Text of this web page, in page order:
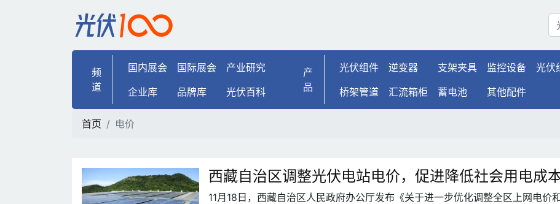
电价 | 光伏100
频
道
国内展会 国际展会
产业研究
企业库
品牌库 光伏百科
产
品
光伏组件 逆变器 支架夹具 监控设备
光伏
桥架管道
汇流箱柜 蓄电池 其他配件
首页 电价
西藏自治区调整光伏电站电价，促进降低社会用电成
11月18日，西藏自治区人民政府办公厅发布《关于进一步优化调整全区上网电价